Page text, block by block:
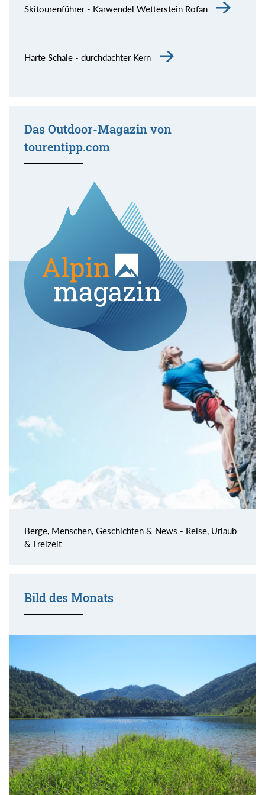
Skitourenführer - Karwendel Wetterstein Rofan
Harte Schale - durchdachter Kern
Das Outdoor-Magazin von
tourentipp.com
Berge, Menschen, Geschichten & News - Reise, Urlaub
& Freizeit
Bild des Monats